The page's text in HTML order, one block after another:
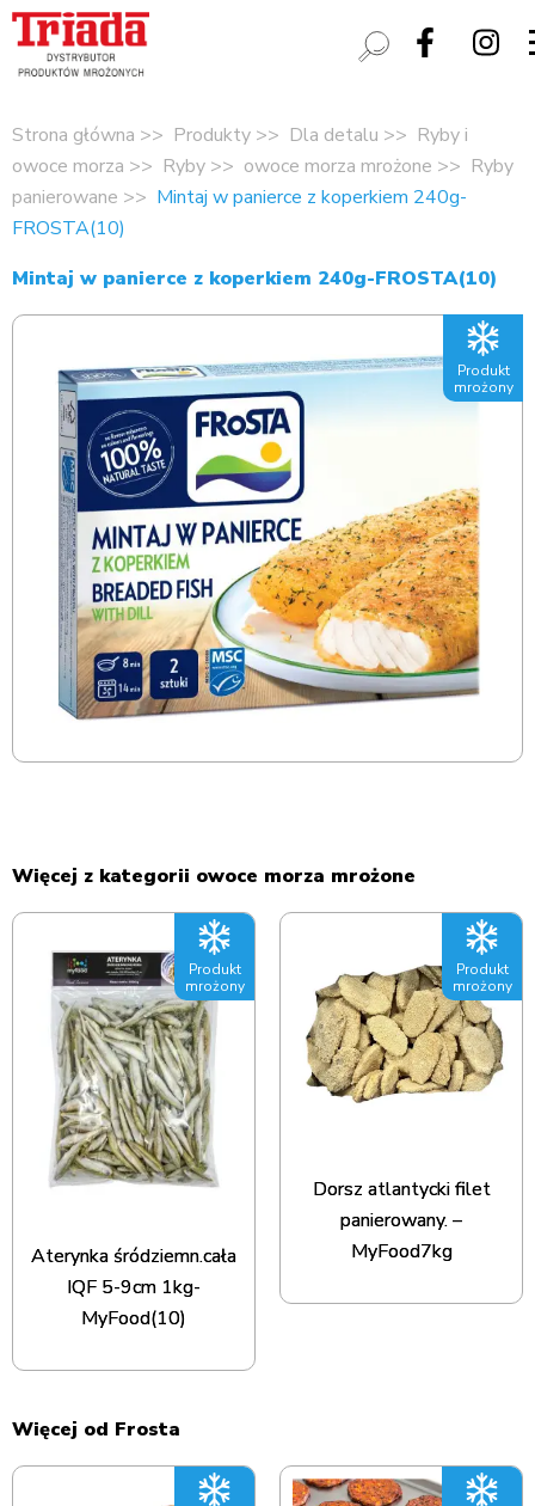
Strona główna Produkty Dla detalu
Ryby i
owoce morza
Ryby owoce morza mrożone
Ryby
panierowane
Mintaj w panierce z koperkiem 240g-
FROSTA(10)
Mintaj w panierce z koperkiem 240g-FROSTA(10)
Produkt
mrożony
Więcej z kategorii owoce morza mrożone
Produkt
mrożony
Aterynka śródziemn.cała
IQF 5-9cm 1kg-
MyFood(10)
Produkt
mrożony
Dorsz atlantycki filet
panierowany. –
MyFood7kg
Więcej od Frosta